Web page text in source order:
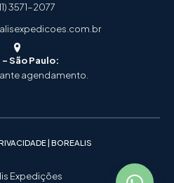
3571-2077
- São Paulo:
agendamento.
| BOREALIS
Expedições